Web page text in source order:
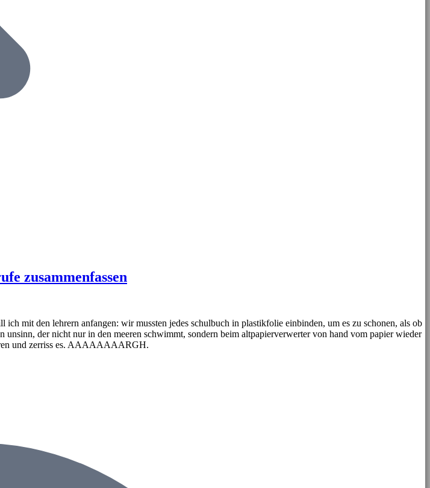
zusammenfassen
mit den lehrern anfangen: wir mussten jedes schulbuch in plastikfolie einbinden, um es zu schonen, als ob
der nicht nur in den meeren schwimmt, sondern beim altpapierverwerter von hand vom papier wieder
und zerriss es. AAAAAAAARGH.